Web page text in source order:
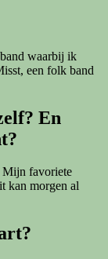
waarbij ik
een folk band
En
Mijn favoriete
kan morgen al